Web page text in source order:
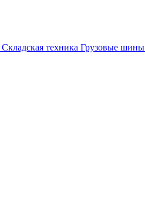
Складская техника Грузовые шины